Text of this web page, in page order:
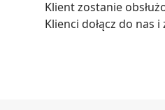
Klient zostanie
Klienci dołącz do nas i